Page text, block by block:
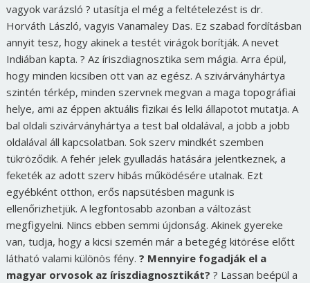
vagyok varázsló ? utasítja el még a feltételezést is dr.
Horváth László, vagyis Vanamaley Das. Ez szabad fordításban
annyit tesz, hogy akinek a testét virágok borítják. A nevet
Indiában kapta. ? Az íriszdiagnosztika sem mágia. Arra épül,
hogy minden kicsiben ott van az egész. A szivárványhártya
szintén térkép, minden szervnek megvan a maga topográfiai
helye, ami az éppen aktuális fizikai és lelki állapotot mutatja. A
bal oldali szivárványhártya a test bal oldalával, a jobb a jobb
oldalával áll kapcsolatban. Sok szerv mindkét szemben
tükröződik. A fehér jelek gyulladás hatására jelentkeznek, a
feketék az adott szerv hibás működésére utalnak. Ezt
egyébként otthon, erős napsütésben magunk is
ellenőrizhetjük. A legfontosabb azonban a változást
megfigyelni. Nincs ebben semmi újdonság. Akinek gyereke
van, tudja, hogy a kicsi szemén már a betegég kitörése előtt
látható valami különös fény. ? Mennyire fogadják el a
magyar orvosok az íriszdiagnosztikát? ? Lassan beépül a